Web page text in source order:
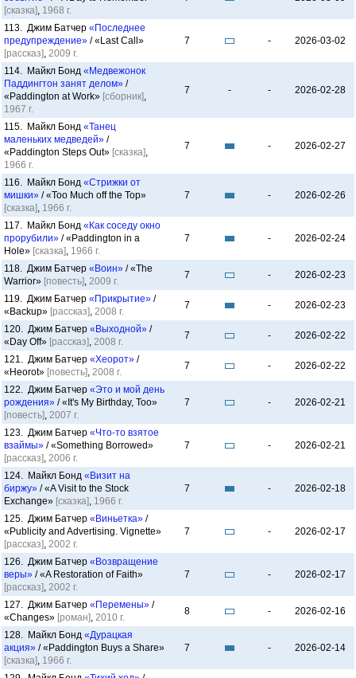
[сказка], 1968 г.
113. Джим Батчер «Последнее
предупреждение» / «Last Call»
[рассказ], 2009 г.
7 - 2026-03-02
114. Майкл Бонд «Медвежонок
Паддингтон занят делом» /
«Paddington at Work» [сборник],
1967 г.
7 - - 2026-02-28
115. Майкл Бонд «Танец
маленьких медведей» /
«Paddington Steps Out» [сказка],
1966 г.
7 - 2026-02-27
116. Майкл Бонд «Стрижки от
мишки» / «Too Much off the Top»
[сказка], 1966 г.
7 - 2026-02-26
117. Майкл Бонд «Как соседу окно
прорубили» / «Paddington in a
Hole» [сказка], 1966 г.
7 - 2026-02-24
118. Джим Батчер «Воин» / «The
Warrior» [повесть], 2009 г.
7 - 2026-02-23
119. Джим Батчер «Прикрытие» /
«Backup» [рассказ], 2008 г.
7 - 2026-02-23
120. Джим Батчер «Выходной» /
«Day Off» [рассказ], 2008 г.
7 - 2026-02-22
121. Джим Батчер «Хеорот» /
«Heorot» [повесть], 2008 г.
7 - 2026-02-22
122. Джим Батчер «Это и мой день
рождения» / «It's My Birthday, Too»
[повесть], 2007 г.
7 - 2026-02-21
123. Джим Батчер «Что-то взятое
взаймы» / «Something Borrowed»
[рассказ], 2006 г.
7 - 2026-02-21
124. Майкл Бонд «Визит на
биржу» / «A Visit to the Stock
Exchange» [сказка], 1966 г.
7 - 2026-02-18
125. Джим Батчер «Виньетка» /
«Publicity and Advertising. Vignette»
[рассказ], 2002 г.
7 - 2026-02-17
126. Джим Батчер «Возвращение
веры» / «A Restoration of Faith»
[рассказ], 2002 г.
7 - 2026-02-17
127. Джим Батчер «Перемены» /
«Changes» [роман], 2010 г.
8 - 2026-02-16
128. Майкл Бонд «Дурацкая
акция» / «Paddington Buys a Share»
[сказка], 1966 г.
7 - 2026-02-14